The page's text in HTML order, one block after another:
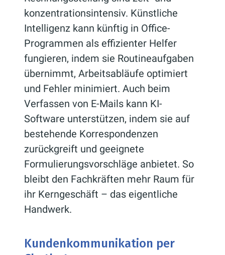
konzentrationsintensiv. Künstliche
Intelligenz kann künftig in Office-
Programmen als effizienter Helfer
fungieren, indem sie Routineaufgaben
übernimmt, Arbeitsabläufe optimiert
und Fehler minimiert. Auch beim
Verfassen von E-Mails kann KI-
Software unterstützen, indem sie auf
bestehende Korrespondenzen
zurückgreift und geeignete
Formulierungsvorschläge anbietet. So
bleibt den Fachkräften mehr Raum für
ihr Kerngeschäft – das eigentliche
Handwerk.
Kundenkommunikation per